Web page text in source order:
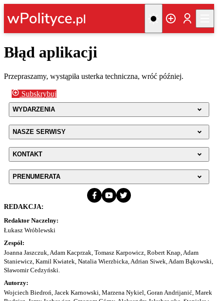
Błąd aplikacji
Przepraszamy, wystąpiła usterka techniczna, wróć później.
Subskrybuj
WYDARZENIA
NASZE SERWISY
KONTAKT
PRENUMERATA
REDAKCJA:
Redaktor Naczelny:
Łukasz Wróblewski
Zespół:
Joanna Jaszczuk, Adam Kacprzak, Tomasz Karpowicz, Robert Knap, Adam
Staniewicz, Kamil Kwiatek, Natalia Wierzbicka, Adrian Siwek, Adam Bąkowski,
Sławomir Cedzyński.
Autorzy:
Wojciech Biedroń, Jacek Karnowski, Marzena Nykiel, Goran Andrijanić, Marek